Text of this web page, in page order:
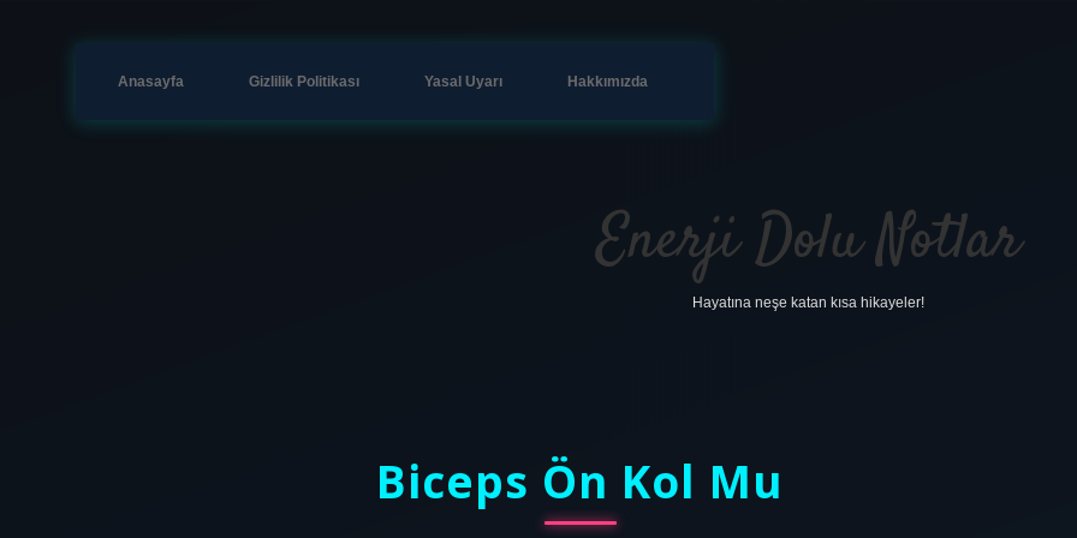
Anasayfa Gizlilik Politikası Yasal Uyarı Hakkımızda
Enerji Dolu Notlar
Hayatına neşe katan kısa hikayeler!
Biceps Ön Kol Mu